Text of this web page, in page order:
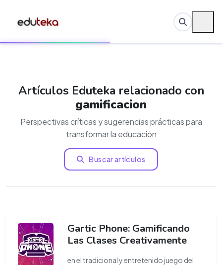
Artículos Eduteka relacionado con
gamificacion
Perspectivas críticas y sugerencias prácticas para
transformar la educación
Buscar artículos
Gartic Phone: Gamificando
Las Clases Creativamente
en el tradicional y entretenido juego del